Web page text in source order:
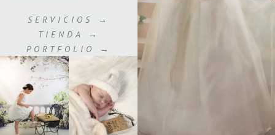
SERVICIOS →
TIENDA →
PORTFOLIO →